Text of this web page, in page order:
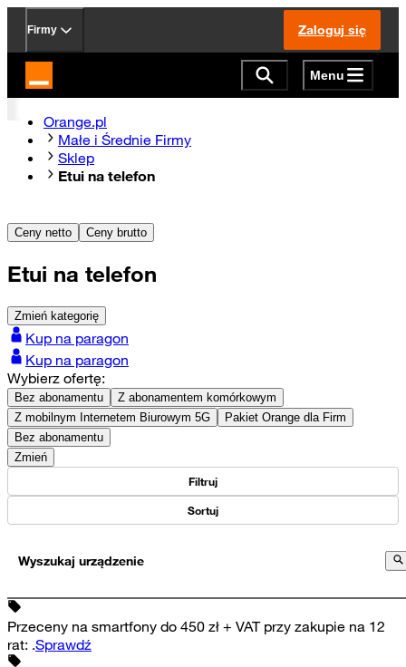
Firmy Zaloguj się
Strona główna Orange.pl Menu
Orange.pl
Małe i Średnie Firmy
Sklep
Etui na telefon
Ceny netto Ceny brutto
Etui na telefon
Zmień kategorię
Kup na paragon
Kup na paragon
Wybierz ofertę:
Bez abonamentu
Z abonamentem komórkowym
Z mobilnym Internetem Biurowym 5G
Pakiet Orange dla Firm
Bez abonamentu
Zmień
Filtruj
Sortuj
Wyszukaj urządzenie
Przeceny na smartfony do 450 zł + VAT przy zakupie na 12
rat: .Sprawdź